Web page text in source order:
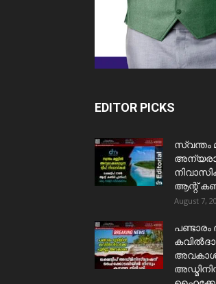
EDITOR PICKS
സ്വന്തം
ആന്റ്
August 7,
പണ്ടാരം